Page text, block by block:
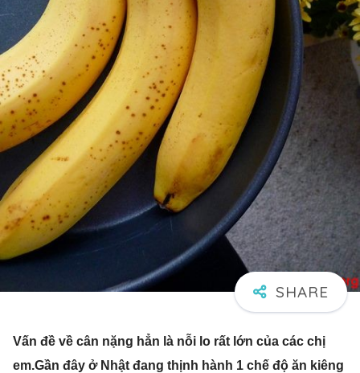
Vấn đề về cân nặng hẳn là nỗi lo rất lớn của các chị
em.Gần đây ở Nhật đang thịnh hành 1 chế độ ăn kiêng